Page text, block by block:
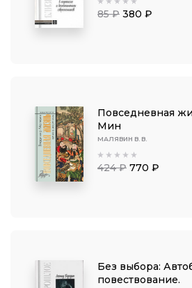
85 ₽ 380 ₽
Повседневная
Мин
МАЛЯВИН В. В.
424 ₽ 770 ₽
Без выбора:
повествование.